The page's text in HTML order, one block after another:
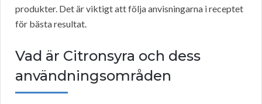
produkter. Det är viktigt att följa anvisningarna i receptet
för bästa resultat.
Vad är Citronsyra och dess
användningsområden